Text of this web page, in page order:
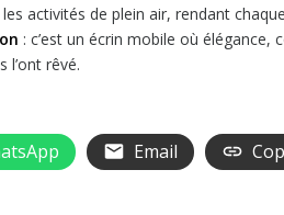
activités de plein air, rendant
: c’est un écrin mobile où élégance,
l’ont rêvé.
Email